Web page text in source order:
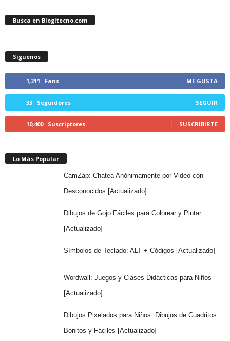
Busca en Blogitecno.com
Síguenos
1,311 Fans ME GUSTA
33 Seguidores SEGUIR
10,400 Suscriptores SUSCRIBIRTE
Lo Más Popular
CamZap: Chatea Anónimamente por Video con
Desconocidos [Actualizado]
Dibujos de Gojo Fáciles para Colorear y Pintar
[Actualizado]
Símbolos de Teclado: ALT + Códigos [Actualizado]
Wordwall: Juegos y Clases Didácticas para Niños
[Actualizado]
Dibujos Pixelados para Niños: Dibujos de Cuadritos
Bonitos y Fáciles [Actualizado]